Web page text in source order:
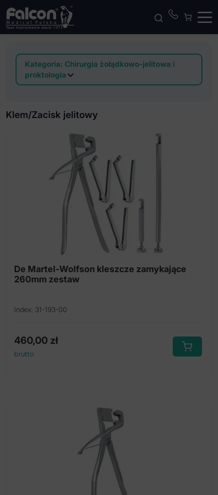
Kategoria: Chirurgia żołądkowo-jelitowa i
proktologia
Klem/Zacisk jelitowy
Kleszcze do tkanek
Kleszczyki rektalne do biopsji
Kleszczyki rozszerzające do odźwiernika
Kleszczyki zaciskowe jelitowe
Ligator hemoroidalny
Proktoskop
Klem/Zacisk jelitowy
De Martel-Wolfson kleszcze zamykające
260mm zestaw
Index: 31-193-00
460,00 zł
brutto